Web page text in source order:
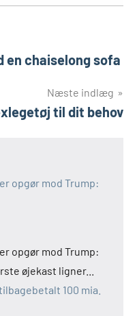
en chaiselong sofa
Næste indlæg
til dit behov
opgør mod Trump:
opgør mod Trump:
øjekast ligner...
100 mia.